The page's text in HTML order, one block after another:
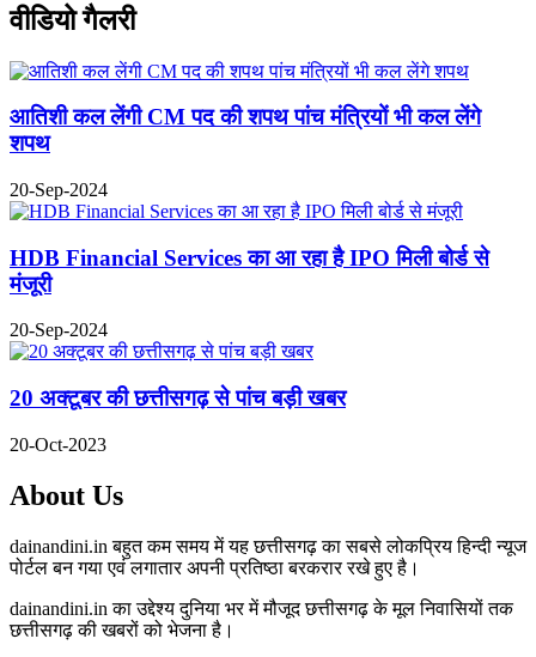
वीडियो गैलरी
आतिशी कल लेंगी CM पद की शपथ पांच मंत्रियों भी कल लेंगे
शपथ
20-Sep-2024
HDB Financial Services का आ रहा है IPO मिली बोर्ड से
मंजूरी
20-Sep-2024
20 अक्टूबर की छत्तीसगढ़ से पांच बड़ी खबर
20-Oct-2023
About Us
dainandini.in बहुत कम समय में यह छत्तीसगढ़ का सबसे लोकप्रिय हिन्दी न्यूज
पोर्टल बन गया एवं लगातार अपनी प्रतिष्ठा बरकरार रखे हुए है।
dainandini.in का उद्देश्य दुनिया भर में मौजूद छत्तीसगढ़ के मूल निवासियों तक
छत्तीसगढ़ की खबरों को भेजना है।